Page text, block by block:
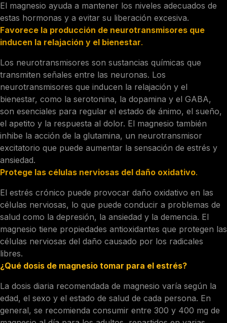
El magnesio ayuda a mantener los niveles adecuados de
estas hormonas y a evitar su liberación excesiva.
Favorece la producción de neurotransmisores que
inducen la relajación y el bienestar.
Los neurotransmisores son sustancias químicas que
transmiten señales entre las neuronas. Los
neurotransmisores que inducen la relajación y el
bienestar, como la serotonina, la dopamina y el GABA,
son esenciales para regular el estado de ánimo, el sueño,
el apetito y la respuesta al dolor. El magnesio también
inhibe la acción de la glutamina, un neurotransmisor
excitatorio que puede aumentar la sensación de estrés y
ansiedad.
Protege las células nerviosas del daño oxidativo.
El estrés crónico puede provocar daño oxidativo en las
células nerviosas, lo que puede conducir a problemas de
salud como la depresión, la ansiedad y la demencia. El
magnesio tiene propiedades antioxidantes que protegen las
células nerviosas del daño causado por los radicales
libres.
¿Qué dosis de magnesio tomar para el estrés?
La dosis diaria recomendada de magnesio varía según la
edad, el sexo y el estado de salud de cada persona. En
general, se recomienda consumir entre 300 y 400 mg de